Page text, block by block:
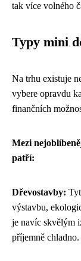
tak více volného
Typy mini
Na trhu existuje
vybere opravdu
finančních
Mezi
patří:
Dřevostavby:
výstavbu,
je navíc skvělým
příjemně chladno.